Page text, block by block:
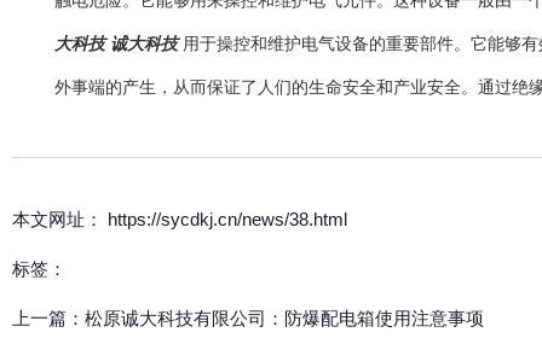
大科技 诚大科技用于操控和维护电气设备的重要部件。它能够
外事端的产生，从而保证了人们的生命安全和产业安全。通过
本文网址： https://sycdkj.cn/news/38.html
标签：
上一篇： 松原诚大科技有限公司：防爆配电箱使用注意事项